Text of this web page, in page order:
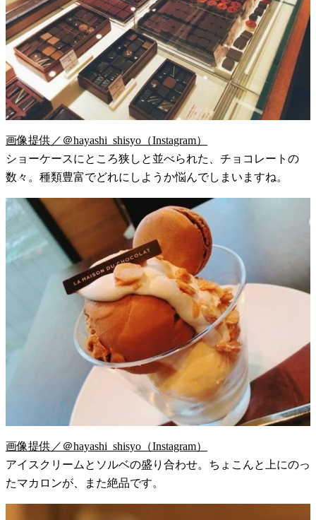
画像提供／＠hayashi_shisyo（Instagram）
ショーケースにところ狭しと並べられた、チョコレートの
数々。種類豊富でどれにしようか悩んでしまいますね。
画像提供／＠hayashi_shisyo（Instagram）
アイスクリームとソルベの盛り合わせ。ちょこんと上にのっ
たマカロンが、また絶品です。